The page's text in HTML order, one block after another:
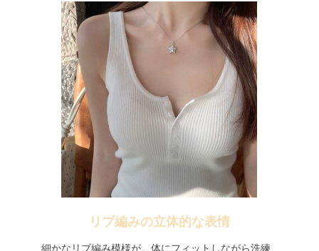
リブ編みの立体的な表情
細かなリブ編み模様が、体にフィットしながら洗練